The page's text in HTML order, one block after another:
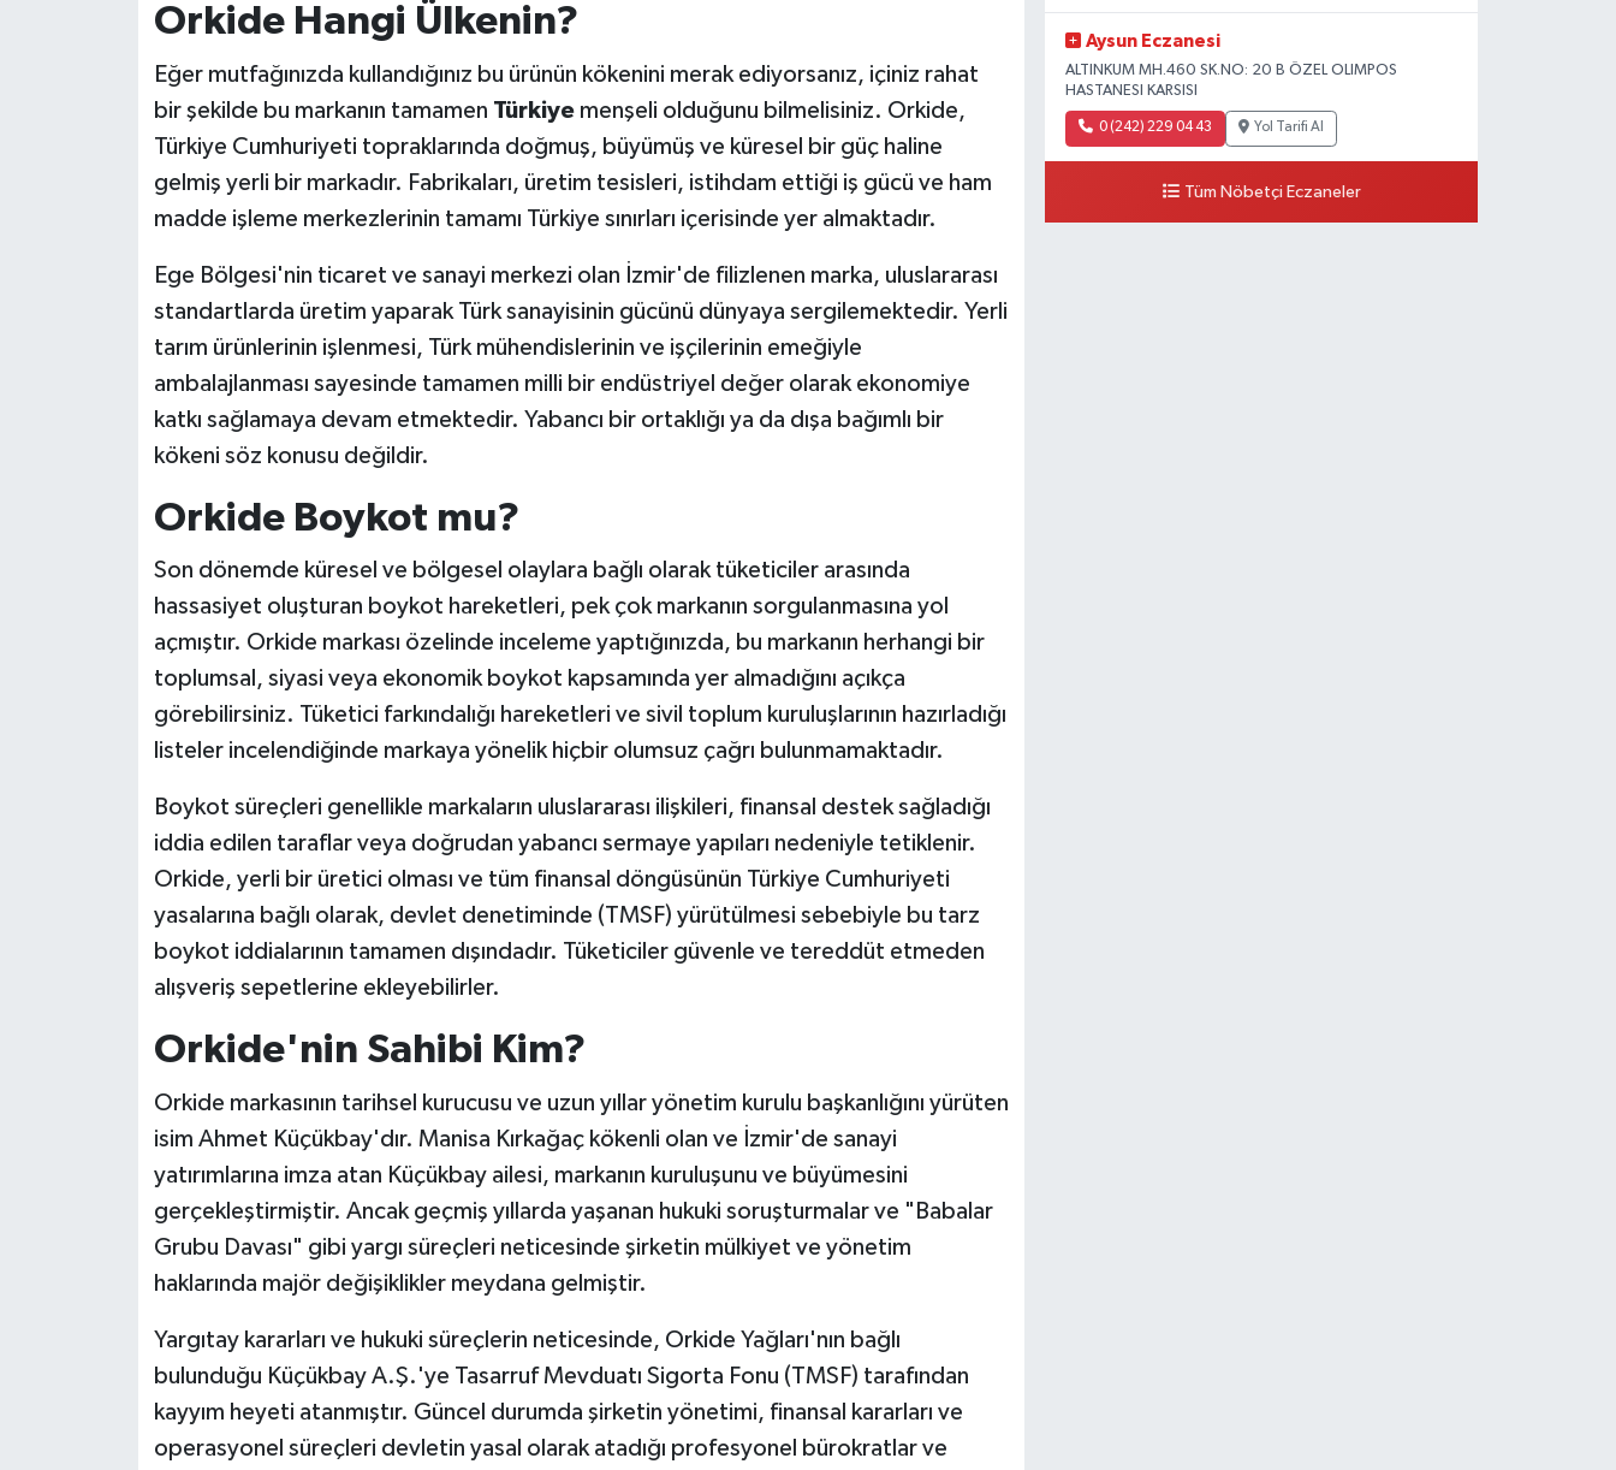
Orkide Hangi Ülkenin?
Eğer mutfağınızda kullandığınız bu ürünün kökenini merak ediyorsanız, içiniz rahat
bir şekilde bu markanın tamamen Türkiyemenşeli olduğunu bilmelisiniz. Orkide,
Türkiye Cumhuriyeti topraklarında doğmuş, büyümüş ve küresel bir güç haline
gelmiş yerli bir markadır. Fabrikaları, üretim tesisleri, istihdam ettiği iş gücü ve ham
madde işleme merkezlerinin tamamı Türkiye sınırları içerisinde yer almaktadır.
Ege Bölgesi'nin ticaret ve sanayi merkezi olan İzmir'de filizlenen marka, uluslararası
standartlarda üretim yaparak Türk sanayisinin gücünü dünyaya sergilemektedir. Yerli
tarım ürünlerinin işlenmesi, Türk mühendislerinin ve işçilerinin emeğiyle
ambalajlanması sayesinde tamamen milli bir endüstriyel değer olarak ekonomiye
katkı sağlamaya devam etmektedir. Yabancı bir ortaklığı ya da dışa bağımlı bir
kökeni söz konusu değildir.
Orkide Boykot mu?
Son dönemde küresel ve bölgesel olaylara bağlı olarak tüketiciler arasında
hassasiyet oluşturan boykot hareketleri, pek çok markanın sorgulanmasına yol
açmıştır. Orkide markası özelinde inceleme yaptığınızda, bu markanın herhangi bir
toplumsal, siyasi veya ekonomik boykot kapsamında yer almadığını açıkça
görebilirsiniz. Tüketici farkındalığı hareketleri ve sivil toplum kuruluşlarının hazırladığı
listeler incelendiğinde markaya yönelik hiçbir olumsuz çağrı bulunmamaktadır.
Boykot süreçleri genellikle markaların uluslararası ilişkileri, finansal destek sağladığı
iddia edilen taraflar veya doğrudan yabancı sermaye yapıları nedeniyle tetiklenir.
Orkide, yerli bir üretici olması ve tüm finansal döngüsünün Türkiye Cumhuriyeti
yasalarına bağlı olarak, devlet denetiminde (TMSF) yürütülmesi sebebiyle bu tarz
boykot iddialarının tamamen dışındadır. Tüketiciler güvenle ve tereddüt etmeden
alışveriş sepetlerine ekleyebilirler.
Orkide'nin Sahibi Kim?
Orkide markasının tarihsel kurucusu ve uzun yıllar yönetim kurulu başkanlığını yürüten
isim Ahmet Küçükbay'dır. Manisa Kırkağaç kökenli olan ve İzmir'de sanayi
yatırımlarına imza atan Küçükbay ailesi, markanın kuruluşunu ve büyümesini
gerçekleştirmiştir. Ancak geçmiş yıllarda yaşanan hukuki soruşturmalar ve "Babalar
Grubu Davası" gibi yargı süreçleri neticesinde şirketin mülkiyet ve yönetim
haklarında majör değişiklikler meydana gelmiştir.
Yargıtay kararları ve hukuki süreçlerin neticesinde, Orkide Yağları'nın bağlı
bulunduğu Küçükbay A.Ş.'ye Tasarruf Mevduatı Sigorta Fonu (TMSF) tarafından
kayyım heyeti atanmıştır. Güncel durumda şirketin yönetimi, finansal kararları ve
operasyonel süreçleri devletin yasal olarak atadığı profesyonel bürokratlar ve
Aysun Eczanesi
ALTINKUM MH.460 SK.NO: 20 B ÖZEL OLIMPOS
HASTANESI KARSISI
0 (242) 229 04 43 Yol Tarifi Al
Tüm Nöbetçi Eczaneler